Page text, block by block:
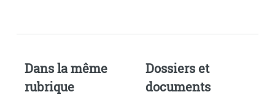
Dans la même
rubrique
Dossiers et
documents